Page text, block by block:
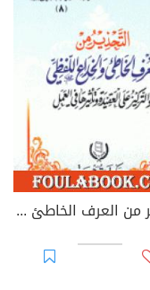
التحذير من العرف الخاطئ والخداع اللفظي